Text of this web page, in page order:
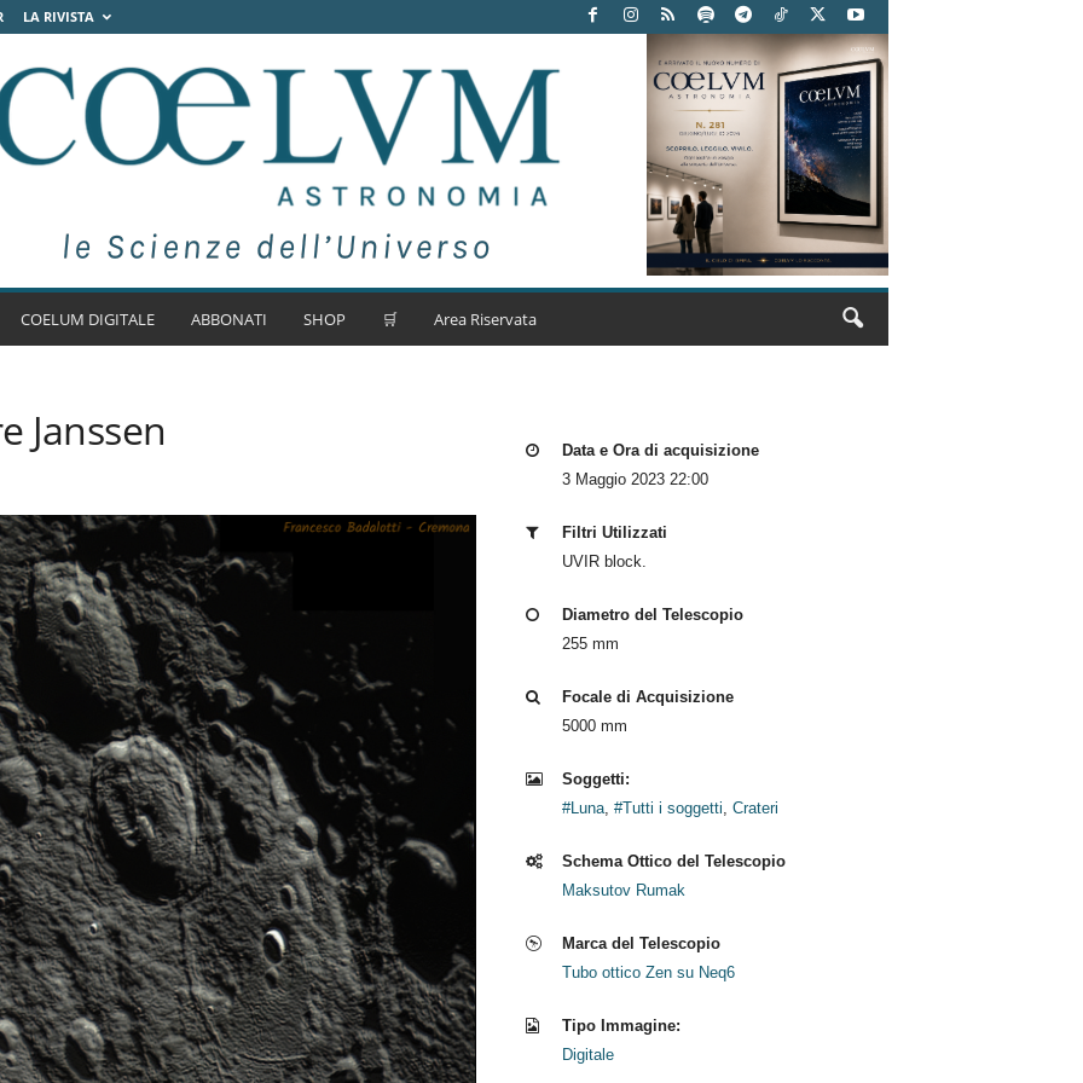
LA RIVISTA
COELUM DIGITALE ABBONATI SHOP 🛒 Area Riservata
Janssen
Data e Ora di acquisizione
3 Maggio 2023 22:00
Filtri Utilizzati
UVIR block.
Diametro del Telescopio
255 mm
Focale di Acquisizione
5000 mm
Soggetti:
#Luna, #Tutti i soggetti, Crateri
Schema Ottico del Telescopio
Maksutov Rumak
Marca del Telescopio
Tubo ottico Zen su Neq6
Tipo Immagine:
Digitale